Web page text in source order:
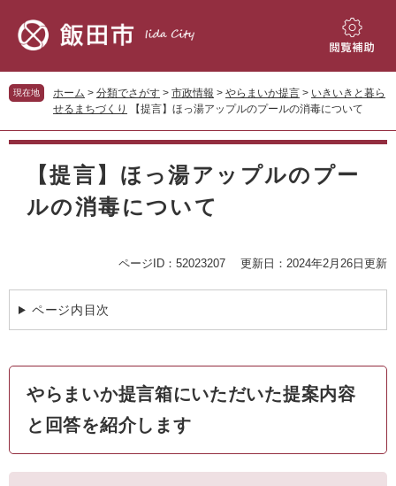
先
頭
す。
を
飛
し
閲
補
助
現在地 ホーム > 分類でさがす > 市政情報 > やらまいか提言 > いきいきと暮ら
せるまちづくり
【提言】ほっ湯アップルのプールの消毒について
本
【提言】ほっ湯アップルのプー
ルの消毒について
ページID：52023207 更新日：2024年2月26日更新
ページ内目次
やらまいか提言箱にいただいた提案内容
と回答を紹介します